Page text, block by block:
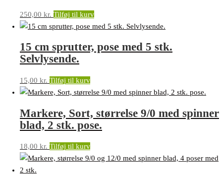
250,00 kr. Tilføj til kurv
15 cm sprutter, pose med 5 stk.
Selvlysende.
15,00 kr. Tilføj til kurv
Markere, Sort, størrelse 9/0 med spinner
blad, 2 stk. pose.
18,00 kr. Tilføj til kurv